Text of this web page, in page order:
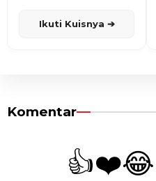
Ikuti Kuisnya ➔
Komentar
👍❤️😂